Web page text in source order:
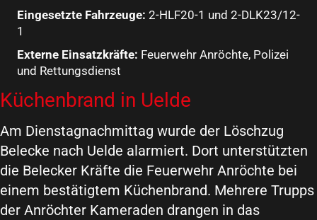
Eingesetzte Fahrzeuge: 2-HLF20-1 und 2-DLK23/12-
1
Externe Einsatzkräfte: Feuerwehr Anröchte, Polizei
und Rettungsdienst
Küchenbrand in Uelde
Am Dienstagnachmittag wurde der Löschzug
Belecke nach Uelde alarmiert. Dort unterstützten
die Belecker Kräfte die Feuerwehr Anröchte bei
einem bestätigtem Küchenbrand. Mehrere Trupps
der Anröchter Kameraden drangen in das